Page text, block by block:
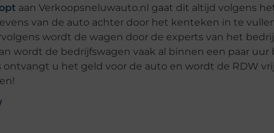
aan Verkoopsneluwauto.nl gaat dit altijd volgens
van de auto achter door het kenteken in te
wordt de wagen door de experts van het
wordt de bedrijfswagen vaak al binnen een paar uur
ontvangt u het geld voor de auto en wordt de RDW